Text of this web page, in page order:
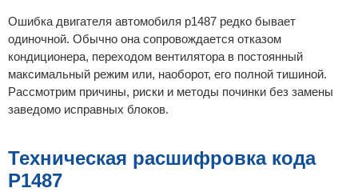
Ошибка двигателя автомобиля p1487 редко бывает
одиночной. Обычно она сопровождается отказом
кондиционера, переходом вентилятора в постоянный
максимальный режим или, наоборот, его полной тишиной.
Рассмотрим причины, риски и методы починки без замены
заведомо исправных блоков.
Техническая расшифровка кода
P1487